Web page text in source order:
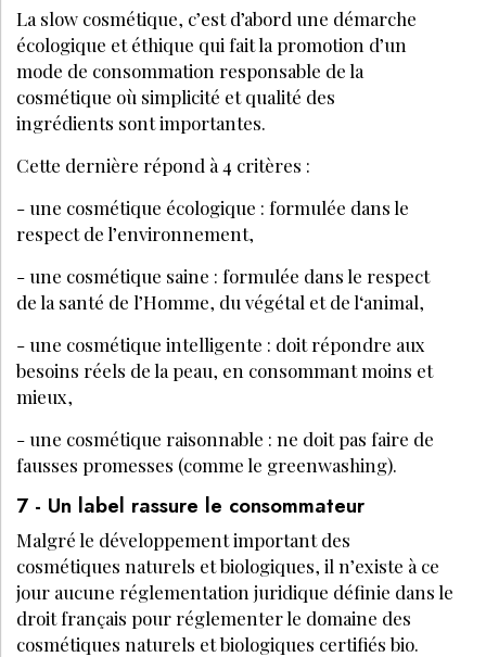
La slow cosmétique, c’est d’abord une démarche
écologique et éthique qui fait la promotion d’un
mode de consommation responsable de la
cosmétique où simplicité et qualité des
ingrédients sont importantes.
Cette dernière répond à 4 critères :
- une cosmétique écologique : formulée dans le
respect de l’environnement,
- une cosmétique saine : formulée dans le respect
de la santé de l’Homme, du végétal et de l‘animal,
- une cosmétique intelligente : doit répondre aux
besoins réels de la peau, en consommant moins et
mieux,
- une cosmétique raisonnable : ne doit pas faire de
fausses promesses (comme le greenwashing).
7 - Un label rassure le consommateur
Malgré le développement important des
cosmétiques naturels et biologiques, il n’existe à ce
jour aucune réglementation juridique définie dans le
droit français pour réglementer le domaine des
cosmétiques naturels et biologiques certifiés bio.